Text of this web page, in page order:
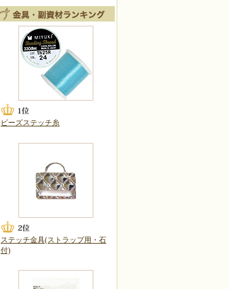
ビーズステッチ糸
ステッチ金具(ストラップ用・石
付)